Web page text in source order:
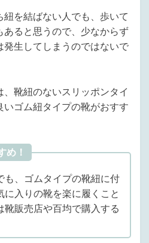
紐を結ばない人でも、歩いて
あると思うので、少なからず
発生してしまうのではないで
靴紐のないスリッポンタイ
いゴム紐タイプの靴がおすす
め！
も、ゴムタイプの靴紐に付
に入りの靴を楽に履くこと
靴販売店や百均で購入する